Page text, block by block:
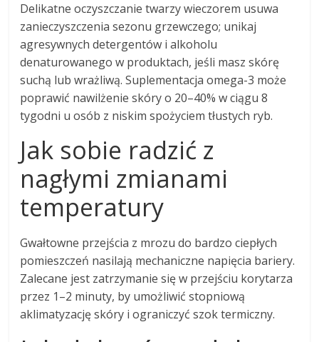
Delikatne oczyszczanie twarzy wieczorem usuwa
zanieczyszczenia sezonu grzewczego; unikaj
agresywnych detergentów i alkoholu
denaturowanego w produktach, jeśli masz skórę
suchą lub wrażliwą. Suplementacja omega-3 może
poprawić nawilżenie skóry o 20–40% w ciągu 8
tygodni u osób z niskim spożyciem tłustych ryb.
Jak sobie radzić z
nagłymi zmianami
temperatury
Gwałtowne przejścia z mrozu do bardzo ciepłych
pomieszczeń nasilają mechaniczne napięcia bariery.
Zalecane jest zatrzymanie się w przejściu korytarza
przez 1–2 minuty, by umożliwić stopniową
aklimatyzację skóry i ograniczyć szok termiczny.